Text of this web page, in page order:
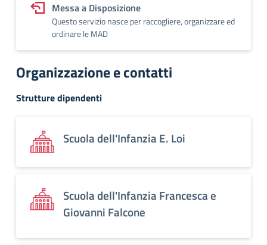
Messa a Disposizione
Questo servizio nasce per raccogliere, organizzare ed
ordinare le MAD
Organizzazione e contatti
Strutture dipendenti
Scuola dell'Infanzia E. Loi
Scuola dell'Infanzia Francesca e
Giovanni Falcone